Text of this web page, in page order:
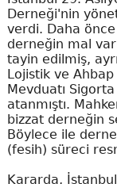
Derneği'nin
verdi. Daha önce
derneğin mal
tayin edilmiş,
Lojistik ve
Mevduatı
atanmıştı.
bizzat derneğin
Böylece ile
(fesih) süreci
Kararda,